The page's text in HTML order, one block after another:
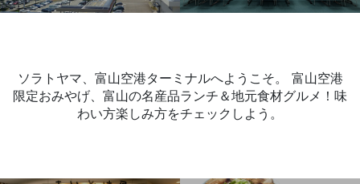
ソラトヤマ、富山空港ターミナルへようこそ。
富山空港
限定おみやげ、富山の名産品ランチ＆地元食材グルメ！味
わい方楽しみ方をチェックしよう。